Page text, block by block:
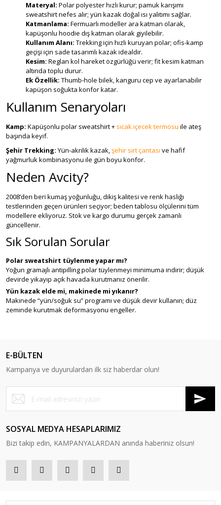
Materyal: Polar polyester hızlı kurur; pamuk karışımı
sweatshirt nefes alır; yün kazak doğal ısı yalıtımı sağlar.
Katmanlama: Fermuarlı modeller ara katman olarak,
kapüşonlu hoodie dış katman olarak giyilebilir.
Kullanım Alanı: Trekking için hızlı kuruyan polar; ofis-kamp
geçişi için sade tasarımlı kazak idealdir.
Kesim: Reglan kol hareket özgürlüğü verir; fit kesim katman
altında toplu durur.
Ek Özellik: Thumb-hole bilek, kanguru cep ve ayarlanabilir
kapüşon soğukta konfor katar.
Kullanım Senaryoları
Kamp: Kapüşonlu polar sweatshirt + sıcak içecek termosu ile ateş
başında keyif.
Şehir Trekking: Yün-akrilik kazak,şehir sırt çantası ve hafif
yağmurluk kombinasyonu ile gün boyu konfor.
Neden Avcity?
2008’den beri kumaş yoğunluğu, dikiş kalitesi ve renk haslığı
testlerinden geçen ürünleri seçiyor; beden tablosu ölçülerini tüm
modellere ekliyoruz. Stok ve kargo durumu gerçek zamanlı
güncellenir.
Sık Sorulan Sorular
Polar sweatshirt tüylenme yapar mı?
Yoğun gramajlı antipilling polar tüylenmeyi minimuma indirir; düşük
devirde yıkayıp açık havada kurutmanız önerilir.
Yün kazak elde mi, makinede mi yıkanır?
Makinede “yün/soğuk su” programı ve düşük devir kullanın; düz
zeminde kurutmak deformasyonu engeller.
E-BÜLTEN
Kampanya ve duyurulardan ilk siz haberdar olun!
SOSYAL MEDYA HESAPLARIMIZ
Bizi takip edin, KAMPANYALARDAN anında haberiniz olsun!